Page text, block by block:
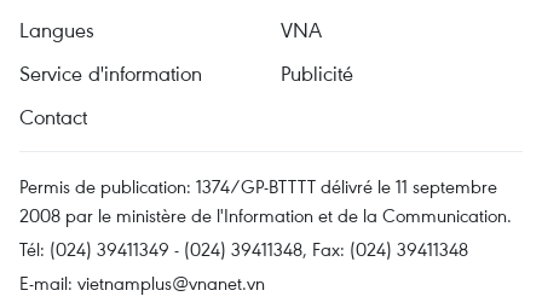
Langues
VNA
Service d'information
Publicité
Contact
Permis de publication: 1374/GP-BTTTT délivré le 11 septembre
2008 par le ministère de l'Information et de la Communication.
Tél: (024) 39411349 - (024) 39411348, Fax: (024) 39411348
E-mail: vietnamplus@vnanet.vn